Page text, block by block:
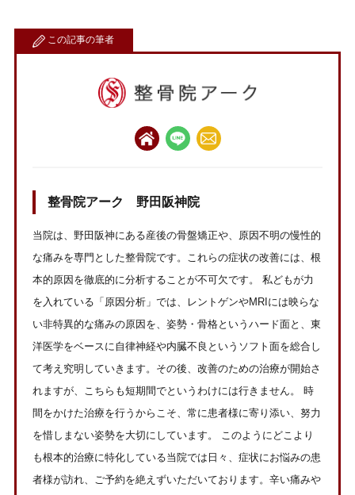
この記事の筆者
整骨院アーク 野田阪神院
当院は、野田阪神にある産後の骨盤矯正や、原因不明の慢性的
な痛みを専門とした整骨院です。これらの症状の改善には、根
本的原因を徹底的に分析することが不可欠です。 私どもが力
を入れている「原因分析」では、レントゲンやMRIには映らな
い非特異的な痛みの原因を、姿勢・骨格というハード面と、東
洋医学をベースに自律神経や内臓不良というソフト面を総合し
て考え究明していきます。その後、改善のための治療が開始さ
れますが、こちらも短期間でというわけには行きません。 時
間をかけた治療を行うからこそ、常に患者様に寄り添い、努力
を惜しまない姿勢を大切にしています。 このようにどこより
も根本的治療に特化している当院では日々、症状にお悩みの患
者様が訪れ、ご予約を絶えずいただいております。辛い痛みや